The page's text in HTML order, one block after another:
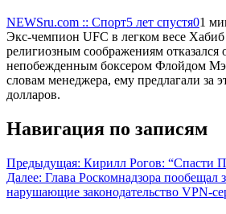
NEWSru.com :: Спорт5 лет спустя01
Экс-чемпион UFC в легком весе
религиозным соображениям отказался
непобежденным боксером Флойдом
словам менеджера, ему предлагали за
долларов.
Навигация по записям
Предыдущая: Кирилл Рогов: “Спасти
Далее: Глава Роскомнадзора пообещал
нарушающие законодательство VPN-